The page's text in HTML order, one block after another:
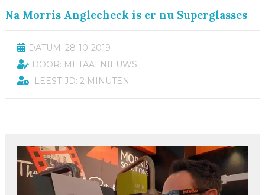
Na Morris Anglecheck is er nu Superglasses
DATUM: 28-10-2019
DOOR: METAALNIEUWS
LEESTIJD: 2 MINUTEN